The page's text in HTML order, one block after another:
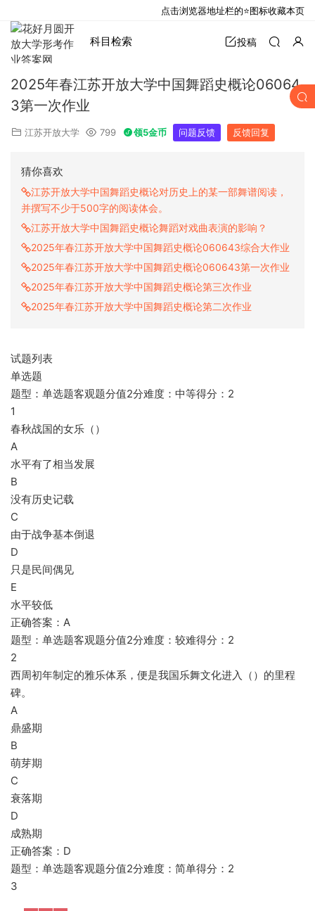
科目检索 投稿
2025年春江苏开放大学中国舞蹈史概论06064
3第一次作业
江苏开放大学 799 领5金币 问题反馈 反馈回复
猜你喜欢
江苏开放大学中国舞蹈史概论对历史上的某一部舞谱阅读，
并撰写不少于500字的阅读体会。
江苏开放大学中国舞蹈史概论舞蹈对戏曲表演的影响？
2025年春江苏开放大学中国舞蹈史概论060643综合大作业
2025年春江苏开放大学中国舞蹈史概论060643第一次作业
2025年春江苏开放大学中国舞蹈史概论第三次作业
2025年春江苏开放大学中国舞蹈史概论第二次作业
试题列表
单选题
题型：单选题客观题分值2分难度：中等得分：2
1
春秋战国的女乐（）
A
水平有了相当发展
B
没有历史记载
C
由于战争基本倒退
D
只是民间偶见
E
水平较低
正确答案：A
题型：单选题客观题分值2分难度：较难得分：2
2
西周初年制定的雅乐体系，便是我国乐舞文化进入（）的里程
碑。
A
鼎盛期
B
萌芽期
C
衰落期
D
成熟期
正确答案：D
题型：单选题客观题分值2分难度：简单得分：2
3
点击浏览器地址栏的⭐图标收藏本页